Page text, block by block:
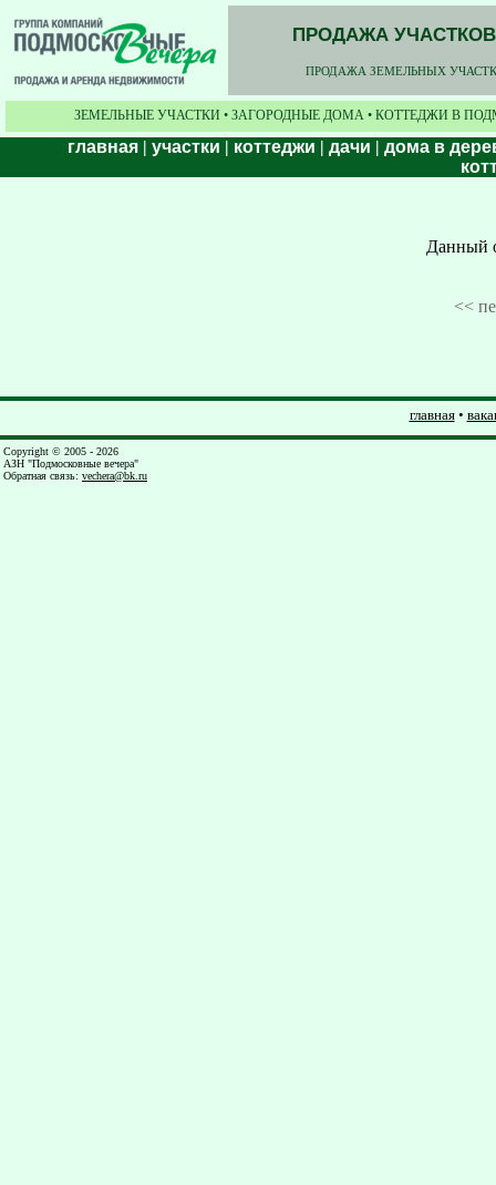
ПРОДАЖА
ПРОДАЖА ЗЕМЕЛЬНЫХ
ЗЕМЕЛЬНЫЕ УЧАСТКИ • ЗАГОРОДНЫЕ ДОМА • КОТТЕДЖИ В
главная | участки | коттеджи | дачи | дома в
Данный
<<
главная•
Copyright © 2005 - 2026
АЗН "Подмосковные вечера"
Обратная связь: vechera@bk.ru